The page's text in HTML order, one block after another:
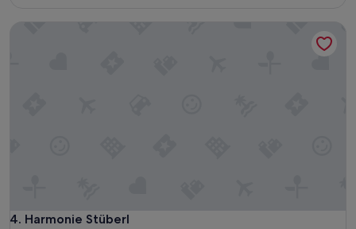
ä
4. Harmonie Stüberl
Harmonie Stüberl